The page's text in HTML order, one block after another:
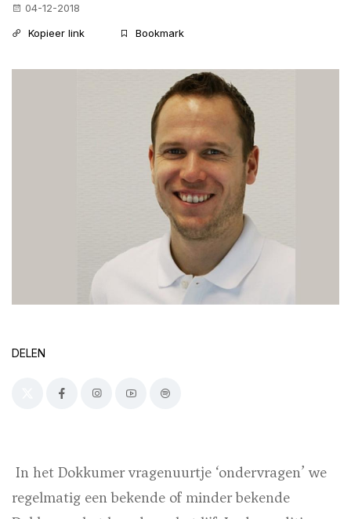
04-12-2018
Kopieer link
Bookmark
DELEN
In het Dokkumer vragenuurtje ‘ondervragen’ we
regelmatig een bekende of minder bekende